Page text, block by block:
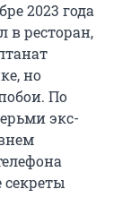
2023 года
в ресторан,
но
По
экс-